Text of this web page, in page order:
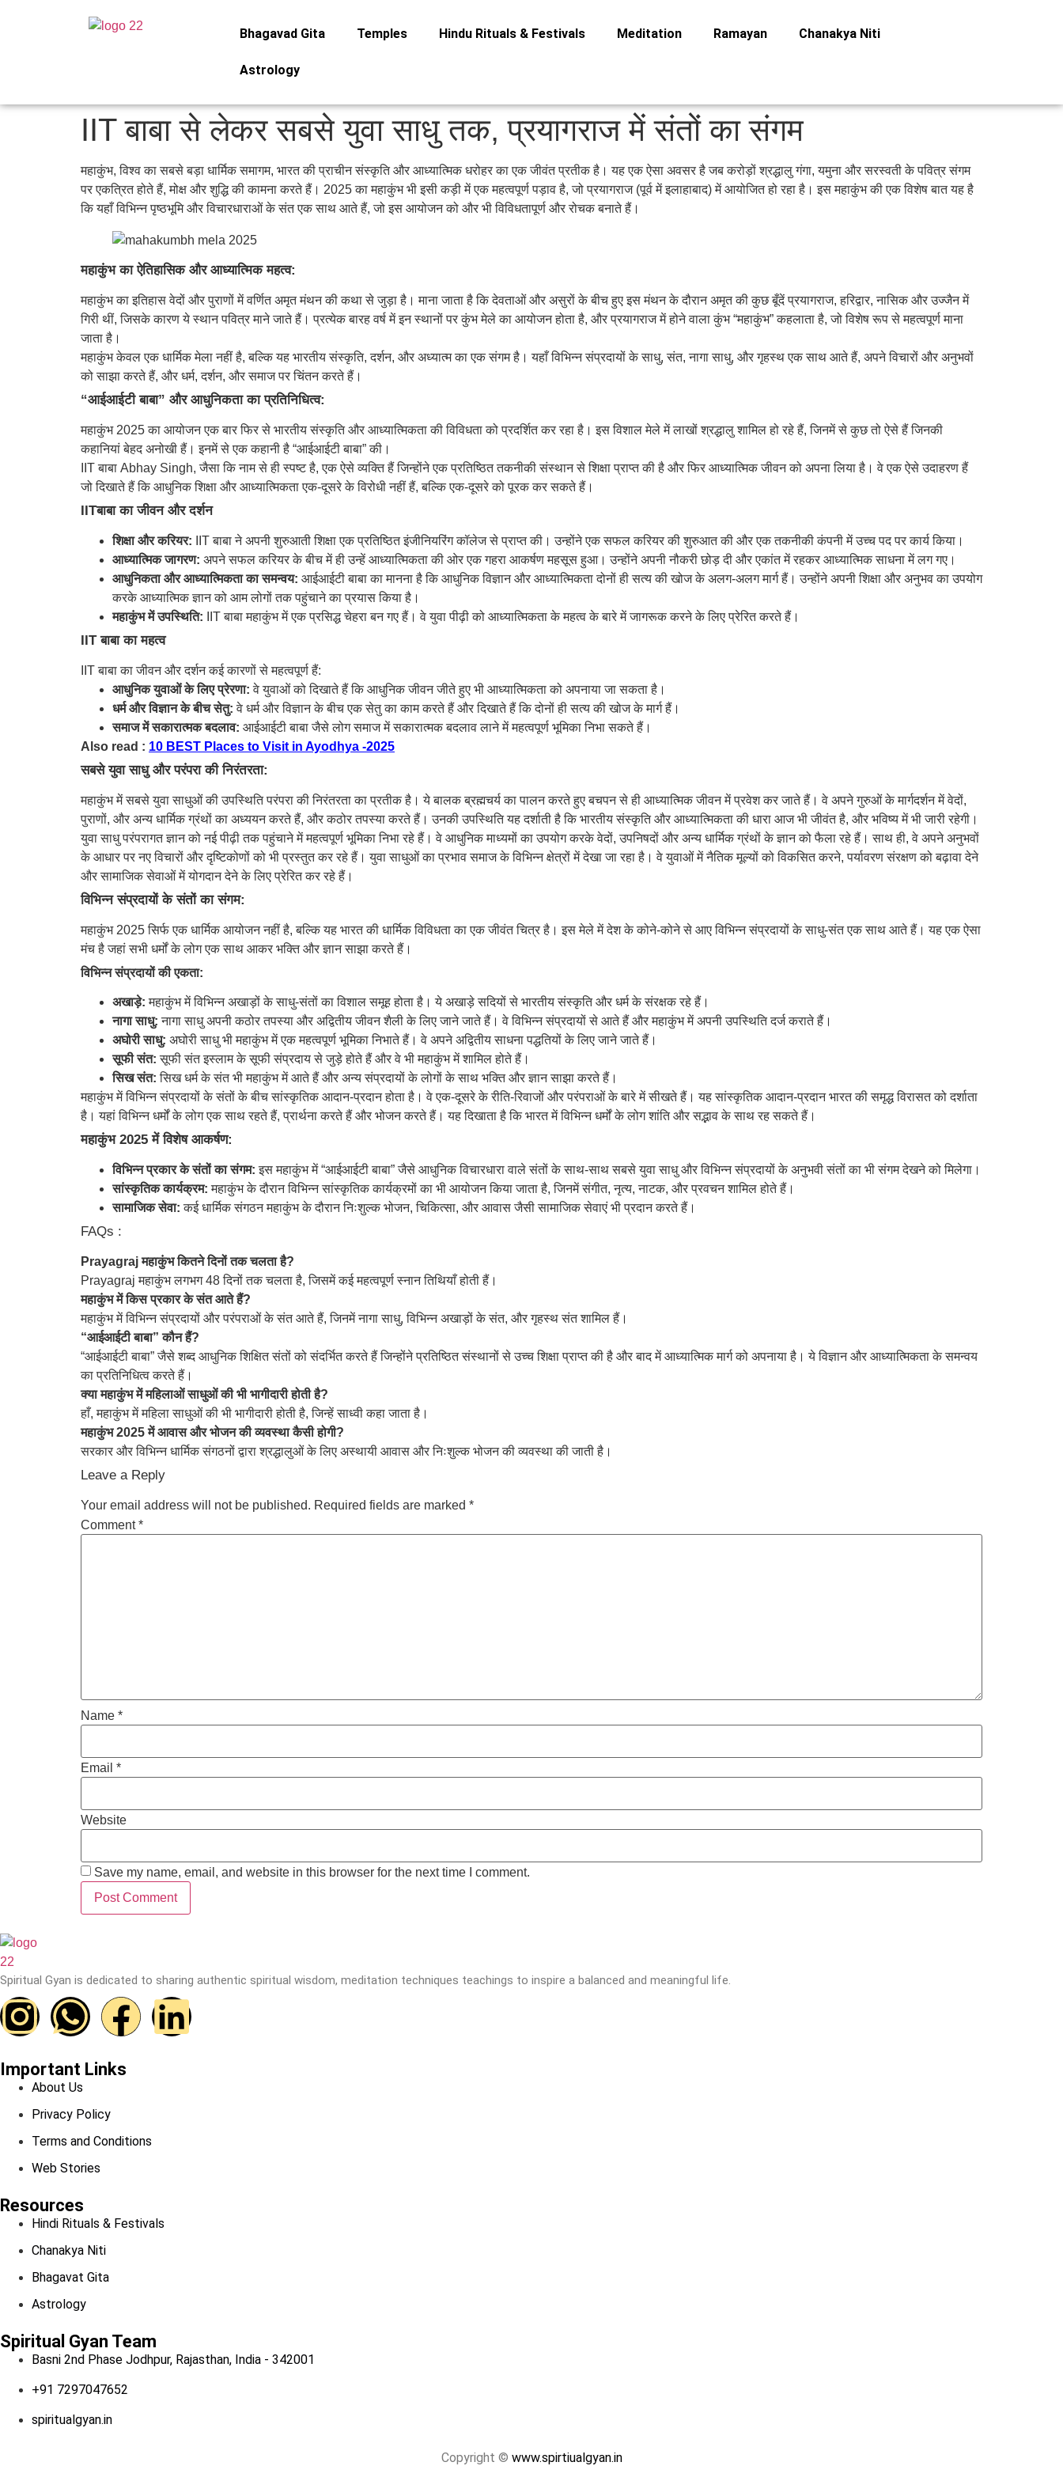
Bhagavad Gita Temples Hindu Rituals & Festivals Meditation Ramayan Chanakya Niti
Astrology
IIT बाबा से लेकर सबसे युवा साधु तक, प्रयागराज में संतों का संगम
महाकुंभ, विश्व का सबसे बड़ा धार्मिक समागम, भारत की प्राचीन संस्कृति और आध्यात्मिक धरोहर का एक जीवंत प्रतीक है। यह एक ऐसा अवसर है जब करोड़ों श्रद्धालु गंगा, यमुना और सरस्वती के पवित्र संगम
पर एकत्रित होते हैं, मोक्ष और शुद्धि की कामना करते हैं। 2025 का महाकुंभ भी इसी कड़ी में एक महत्वपूर्ण पड़ाव है, जो प्रयागराज (पूर्व में इलाहाबाद) में आयोजित हो रहा है। इस महाकुंभ की एक विशेष बात यह है
कि यहाँ विभिन्न पृष्ठभूमि और विचारधाराओं के संत एक साथ आते हैं, जो इस आयोजन को और भी विविधतापूर्ण और रोचक बनाते हैं।
महाकुंभ का ऐतिहासिक और आध्यात्मिक महत्व:
महाकुंभ का इतिहास वेदों और पुराणों में वर्णित अमृत मंथन की कथा से जुड़ा है। माना जाता है कि देवताओं और असुरों के बीच हुए इस मंथन के दौरान अमृत की कुछ बूँदें प्रयागराज, हरिद्वार, नासिक और उज्जैन में
गिरी थीं, जिसके कारण ये स्थान पवित्र माने जाते हैं। प्रत्येक बारह वर्ष में इन स्थानों पर कुंभ मेले का आयोजन होता है, और प्रयागराज में होने वाला कुंभ “महाकुंभ” कहलाता है, जो विशेष रूप से महत्वपूर्ण माना
जाता है।
महाकुंभ केवल एक धार्मिक मेला नहीं है, बल्कि यह भारतीय संस्कृति, दर्शन, और अध्यात्म का एक संगम है। यहाँ विभिन्न संप्रदायों के साधु, संत, नागा साधु, और गृहस्थ एक साथ आते हैं, अपने विचारों और अनुभवों
को साझा करते हैं, और धर्म, दर्शन, और समाज पर चिंतन करते हैं।
“आईआईटी बाबा” और आधुनिकता का प्रतिनिधित्व:
महाकुंभ 2025 का आयोजन एक बार फिर से भारतीय संस्कृति और आध्यात्मिकता की विविधता को प्रदर्शित कर रहा है। इस विशाल मेले में लाखों श्रद्धालु शामिल हो रहे हैं, जिनमें से कुछ तो ऐसे हैं जिनकी
कहानियां बेहद अनोखी हैं। इनमें से एक कहानी है “आईआईटी बाबा” की।
IIT बाबा Abhay Singh, जैसा कि नाम से ही स्पष्ट है, एक ऐसे व्यक्ति हैं जिन्होंने एक प्रतिष्ठित तकनीकी संस्थान से शिक्षा प्राप्त की है और फिर आध्यात्मिक जीवन को अपना लिया है। वे एक ऐसे उदाहरण हैं
जो दिखाते हैं कि आधुनिक शिक्षा और आध्यात्मिकता एक-दूसरे के विरोधी नहीं हैं, बल्कि एक-दूसरे को पूरक कर सकते हैं।
IITबाबा का जीवन और दर्शन
शिक्षा और करियर:
IIT बाबा ने अपनी शुरुआती शिक्षा एक प्रतिष्ठित इंजीनियरिंग कॉलेज से प्राप्त की। उन्होंने एक सफल करियर की शुरुआत की और एक तकनीकी कंपनी में उच्च पद पर कार्य किया।
आध्यात्मिक जागरण: अपने सफल करियर के बीच में ही उन्हें आध्यात्मिकता की ओर एक गहरा आकर्षण महसूस हुआ। उन्होंने अपनी नौकरी छोड़ दी और एकांत में रहकर आध्यात्मिक साधना में लग गए।
आधुनिकता और आध्यात्मिकता का समन्वय: आईआईटी बाबा का मानना है कि आधुनिक विज्ञान और आध्यात्मिकता दोनों ही सत्य की खोज के अलग-अलग मार्ग हैं। उन्होंने अपनी शिक्षा और अनुभव का उपयोग
करके आध्यात्मिक ज्ञान को आम लोगों तक पहुंचाने का प्रयास किया है।
महाकुंभ में उपस्थिति:
IIT बाबा महाकुंभ में एक प्रसिद्ध चेहरा बन गए हैं। वे युवा पीढ़ी को आध्यात्मिकता के महत्व के बारे में जागरूक करने के लिए प्रेरित करते हैं।
IIT बाबा का महत्व
IIT बाबा का जीवन और दर्शन कई कारणों से महत्वपूर्ण हैं:
आधुनिक युवाओं के लिए प्रेरणा: वे युवाओं को दिखाते हैं कि आधुनिक जीवन जीते हुए भी आध्यात्मिकता को अपनाया जा सकता है।
धर्म और विज्ञान के बीच सेतु:वे धर्म और विज्ञान के बीच एक सेतु का काम करते हैं और दिखाते हैं कि दोनों ही सत्य की खोज के मार्ग हैं।
समाज में सकारात्मक बदलाव: आईआईटी बाबा जैसे लोग समाज में सकारात्मक बदलाव लाने में महत्वपूर्ण भूमिका निभा सकते हैं।
Also read : 10 BEST Places to Visit in Ayodhya -2025
सबसे युवा साधु और परंपरा की निरंतरता:
महाकुंभ में सबसे युवा साधुओं की उपस्थिति परंपरा की निरंतरता का प्रतीक है। ये बालक ब्रह्मचर्य का पालन करते हुए बचपन से ही आध्यात्मिक जीवन में प्रवेश कर जाते हैं। वे अपने गुरुओं के मार्गदर्शन में वेदों,
पुराणों, और अन्य धार्मिक ग्रंथों का अध्ययन करते हैं, और कठोर तपस्या करते हैं। उनकी उपस्थिति यह दर्शाती है कि भारतीय संस्कृति और आध्यात्मिकता की धारा आज भी जीवंत है, और भविष्य में भी जारी रहेगी।
युवा साधु परंपरागत ज्ञान को नई पीढ़ी तक पहुंचाने में महत्वपूर्ण भूमिका निभा रहे हैं। वे आधुनिक माध्यमों का उपयोग करके वेदों, उपनिषदों और अन्य धार्मिक ग्रंथों के ज्ञान को फैला रहे हैं। साथ ही, वे अपने अनुभवों
के आधार पर नए विचारों और दृष्टिकोणों को भी प्रस्तुत कर रहे हैं। युवा साधुओं का प्रभाव समाज के विभिन्न क्षेत्रों में देखा जा रहा है। वे युवाओं में नैतिक मूल्यों को विकसित करने, पर्यावरण संरक्षण को बढ़ावा देने
और सामाजिक सेवाओं में योगदान देने के लिए प्रेरित कर रहे हैं।
विभिन्न संप्रदायों के संतों का संगम:
महाकुंभ 2025 सिर्फ एक धार्मिक आयोजन नहीं है, बल्कि यह भारत की धार्मिक विविधता का एक जीवंत चित्र है। इस मेले में देश के कोने-कोने से आए विभिन्न संप्रदायों के साधु-संत एक साथ आते हैं। यह एक ऐसा
मंच है जहां सभी धर्मों के लोग एक साथ आकर भक्ति और ज्ञान साझा करते हैं।
विभिन्न संप्रदायों की एकता:
अखाड़े: महाकुंभ में विभिन्न अखाड़ों के साधु-संतों का विशाल समूह होता है। ये अखाड़े सदियों से भारतीय संस्कृति और धर्म के संरक्षक रहे हैं।
नागा साधु: नागा साधु अपनी कठोर तपस्या और अद्वितीय जीवन शैली के लिए जाने जाते हैं। वे विभिन्न संप्रदायों से आते हैं और महाकुंभ में अपनी उपस्थिति दर्ज कराते हैं।
अघोरी साधु: अघोरी साधु भी महाकुंभ में एक महत्वपूर्ण भूमिका निभाते हैं। वे अपने अद्वितीय साधना पद्धतियों के लिए जाने जाते हैं।
सूफी संत: सूफी संत इस्लाम के सूफी संप्रदाय से जुड़े होते हैं और वे भी महाकुंभ में शामिल होते हैं।
सिख संत: सिख धर्म के संत भी महाकुंभ में आते हैं और अन्य संप्रदायों के लोगों के साथ भक्ति और ज्ञान साझा करते हैं।
महाकुंभ में विभिन्न संप्रदायों के संतों के बीच सांस्कृतिक आदान-प्रदान होता है। वे एक-दूसरे के रीति-रिवाजों और परंपराओं के बारे में सीखते हैं। यह सांस्कृतिक आदान-प्रदान भारत की समृद्ध विरासत को दर्शाता
है। यहां विभिन्न धर्मों के लोग एक साथ रहते हैं, प्रार्थना करते हैं और भोजन करते हैं। यह दिखाता है कि भारत में विभिन्न धर्मों के लोग शांति और सद्भाव के साथ रह सकते हैं।
महाकुंभ 2025 में विशेष आकर्षण:
विभिन्न प्रकार के संतों का संगम:इस महाकुंभ में “आईआईटी बाबा” जैसे आधुनिक विचारधारा वाले संतों के साथ-साथ सबसे युवा साधु और विभिन्न संप्रदायों के अनुभवी संतों का भी संगम देखने को मिलेगा।
सांस्कृतिक कार्यक्रम:महाकुंभ के दौरान विभिन्न सांस्कृतिक कार्यक्रमों का भी आयोजन किया जाता है, जिनमें संगीत, नृत्य, नाटक, और प्रवचन शामिल होते हैं।
सामाजिक सेवा:कई धार्मिक संगठन महाकुंभ के दौरान निःशुल्क भोजन, चिकित्सा, और आवास जैसी सामाजिक सेवाएं भी प्रदान करते हैं।
FAQs :
Prayagraj महाकुंभ कितने दिनों तक चलता है?
Prayagraj महाकुंभ लगभग 48 दिनों तक चलता है, जिसमें कई महत्वपूर्ण स्नान तिथियाँ होती हैं।
महाकुंभ में किस प्रकार के संत आते हैं?
महाकुंभ में विभिन्न संप्रदायों और परंपराओं के संत आते हैं, जिनमें नागा साधु, विभिन्न अखाड़ों के संत, और गृहस्थ संत शामिल हैं।
“आईआईटी बाबा” कौन हैं?
“आईआईटी बाबा” जैसे शब्द आधुनिक शिक्षित संतों को संदर्भित करते हैं जिन्होंने प्रतिष्ठित संस्थानों से उच्च शिक्षा प्राप्त की है और बाद में आध्यात्मिक मार्ग को अपनाया है। ये विज्ञान और आध्यात्मिकता के समन्वय
का प्रतिनिधित्व करते हैं।
क्या महाकुंभ में महिलाओं साधुओं की भी भागीदारी होती है?
हाँ, महाकुंभ में महिला साधुओं की भी भागीदारी होती है, जिन्हें साध्वी कहा जाता है।
महाकुंभ 2025 में आवास और भोजन की व्यवस्था कैसी होगी?
सरकार और विभिन्न धार्मिक संगठनों द्वारा श्रद्धालुओं के लिए अस्थायी आवास और निःशुल्क भोजन की व्यवस्था की जाती है।
Leave a Reply
Your email address will not be published. Required fields are marked *
Comment*
Name *
Email *
Website
Save my name, email, and website in this browser for the next time I comment.
Spiritual Gyan is dedicated to sharing authentic spiritual wisdom, meditation techniques teachings to inspire a balanced and meaningful life.
Important Links
About Us
Privacy Policy
Terms and Conditions
Web Stories
Resources
Hindi Rituals & Festivals
Chanakya Niti
Bhagavat Gita
Astrology
Spiritual Gyan Team
Basni 2nd Phase Jodhpur, Rajasthan, India - 342001
+91 7297047652
spiritualgyan.in
Copyright © www.spirtiualgyan.in